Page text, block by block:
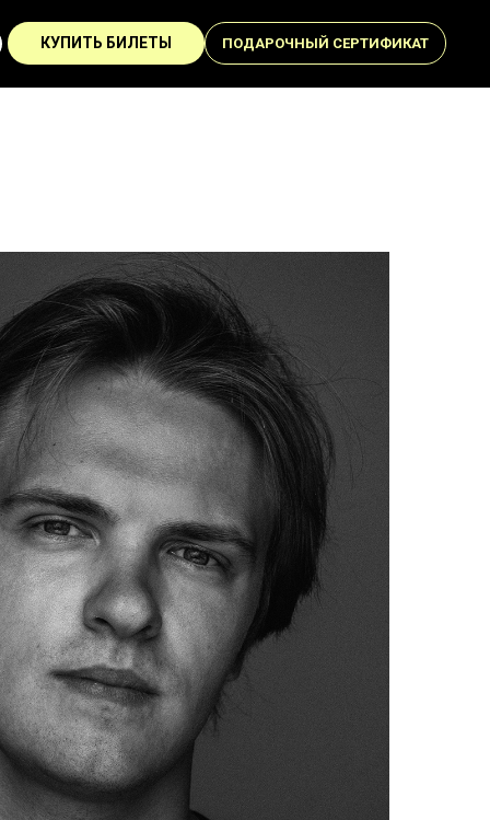
КУПИТЬ БИЛЕТЫ ПОДАРОЧНЫЙ СЕРТИФИКАТ